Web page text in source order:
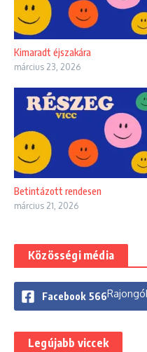
Kimaradt éjszakára
március 23, 2026
Betintázott rendesen
március 21, 2026
Közösségi média
Facebook 566
Legújabb viccek